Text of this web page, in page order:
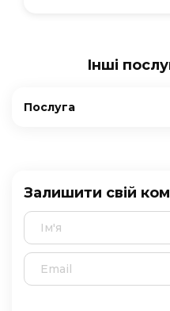
Інші
Послуга
Залишити свій